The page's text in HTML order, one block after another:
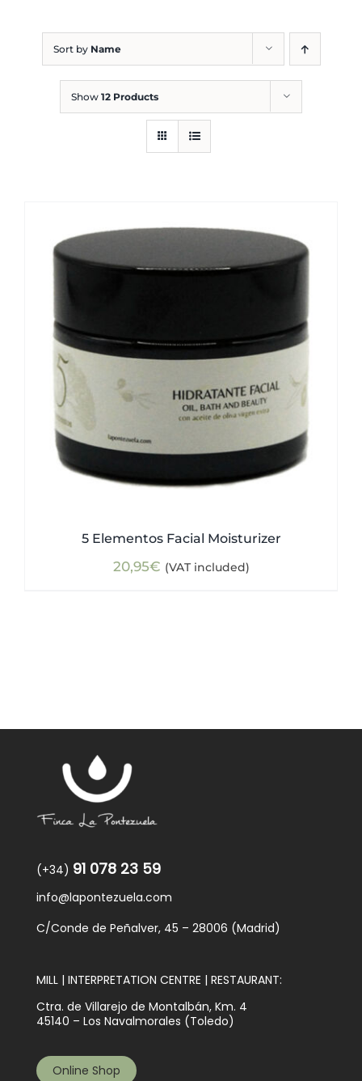
Sort by Name
Show 12 Products
5 Elementos Facial Moisturizer
20,95€ (VAT included)
(+34) 91 078 23 59
info@lapontezuela.com
C/Conde de Peñalver, 45 – 28006 (Madrid)
MILL | INTERPRETATION CENTRE | RESTAURANT:
Ctra. de Villarejo de Montalbán, Km. 4
45140 – Los Navalmorales (Toledo)
Online Shop